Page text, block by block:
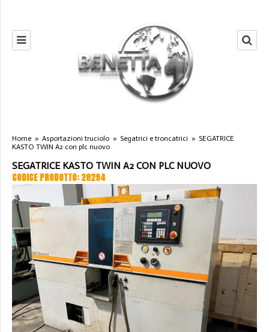
Home » Asportazioni truciolo » Segatrici e troncatrici » SEGATRICE
KASTO TWIN A2 con plc nuovo
SEGATRICE KASTO TWIN A2 CON PLC NUOVO
CODICE PRODOTTO: 28294